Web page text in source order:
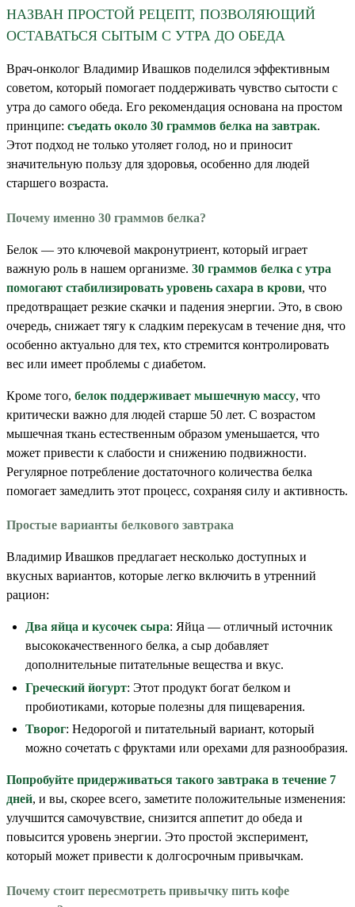
НАЗВАН ПРОСТОЙ РЕЦЕПТ, ПОЗВОЛЯЮЩИЙ
ОСТАВАТЬСЯ СЫТЫМ С УТРА ДО ОБЕДА
Врач-онколог Владимир Ивашков поделился эффективным
советом, который помогает поддерживать чувство сытости с
утра до самого обеда. Его рекомендация основана на простом
принципе: съедать около 30 граммов белка на завтрак.
Этот подход не только утоляет голод, но и приносит
значительную пользу для здоровья, особенно для людей
старшего возраста.
Почему именно 30 граммов белка?
Белок — это ключевой макронутриент, который играет
важную роль в нашем организме. 30 граммов белка с утра
помогают стабилизировать уровень сахара в крови, что
предотвращает резкие скачки и падения энергии. Это, в свою
очередь, снижает тягу к сладким перекусам в течение дня, что
особенно актуально для тех, кто стремится контролировать
вес или имеет проблемы с диабетом.
Кроме того, белок поддерживает мышечную массу, что
критически важно для людей старше 50 лет. С возрастом
мышечная ткань естественным образом уменьшается, что
может привести к слабости и снижению подвижности.
Регулярное потребление достаточного количества белка
помогает замедлить этот процесс, сохраняя силу и активность.
Простые варианты белкового завтрака
Владимир Ивашков предлагает несколько доступных и
вкусных вариантов, которые легко включить в утренний
рацион:
Два яйца и кусочек сыра: Яйца — отличный источник
высококачественного белка, а сыр добавляет
дополнительные питательные вещества и вкус.
Греческий йогурт: Этот продукт богат белком и
пробиотиками, которые полезны для пищеварения.
Творог: Недорогой и питательный вариант, который
можно сочетать с фруктами или орехами для разнообразия.
Попробуйте придерживаться такого завтрака в течение 7
дней, и вы, скорее всего, заметите положительные изменения:
улучшится самочувствие, снизится аппетит до обеда и
повысится уровень энергии. Это простой эксперимент,
который может привести к долгосрочным привычкам.
Почему стоит пересмотреть привычку пить кофе